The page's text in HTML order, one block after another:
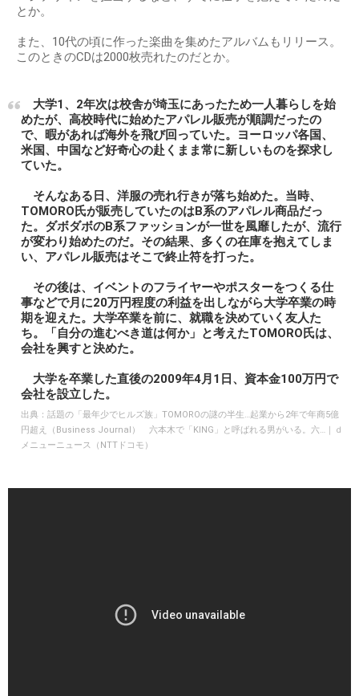
とか。
また、10代の頃に作った楽曲を集めたアルバムもリリース。
このときのCDは2000枚売れたのだとか。
大学1、2年次は校舎が埼玉にあったため一人暮らしを始
めたが、高校時代に始めたアパレル販売が順調だったの
で、暇があれば海外を飛び回っていた。ヨーロッパ各国、
米国、中国など好奇心の赴くまま常に新しいものを探求し
ていた。
そんなある日、洋服の売れ行きが落ち始めた。当時、
TOMORO氏が販売していたのはB系のアパレル商品だっ
た。ダボダボのB系ファッションが一世を風靡したが、流行
が変わり始めたのだ。その結果、多くの在庫を抱えてしま
い、アパレル販売はそこで終止符を打った。
その後は、イベントのフライヤーやポスターをつくる仕
事などで月に20万円程度の利益を出しながら大学卒業の時
期を迎えた。大学卒業を前に、就職を決めていく友人た
ち。「自分の進むべき道は何か」と考えたTOMORO氏は、
会社を興すと決めた。
大学を卒業した直後の2009年4月1日、資本金100万円で
会社を設立した。
出典： 話題の「最年少でヒルズ族」TOMOROの謎の半生…起業から2年で年商5億
円超え（Business Journal） 六本木で「KING」と呼ばれる男がいる。六…｜ｄ
メニューニュース（NTTドコモ）